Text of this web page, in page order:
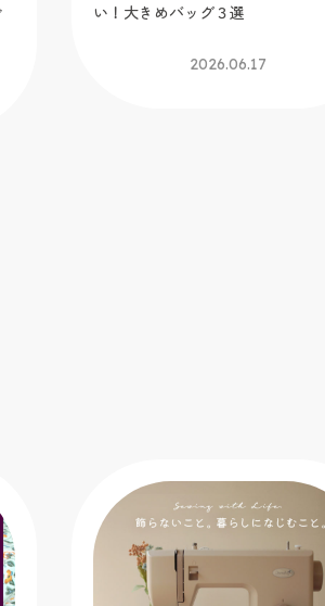
トートバッグ」を作ってみました